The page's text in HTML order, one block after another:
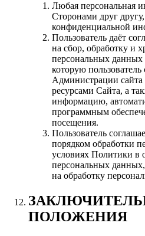
Любая персональная
Сторонами друг другу,
конфиденциальной
Пользователь даёт
на сбор, обработку и
персональных
которую
Администрации сайта
ресурсами Сайта, а
информацию,
программным
посещения.
Пользователь
порядком обработки
условиях Политики в
персональных данных,
на обработку
ПОЛОЖЕНИЯ